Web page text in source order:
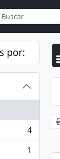
de busca
por:
4
1